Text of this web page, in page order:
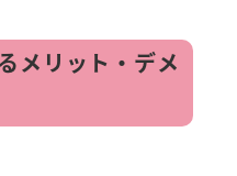
メリット・デメ